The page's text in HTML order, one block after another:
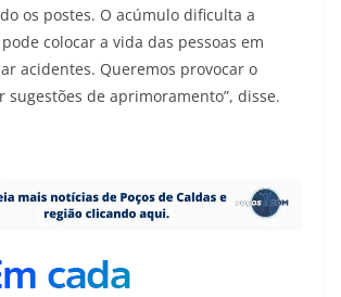
os postes. O acúmulo dificulta a
colocar a vida das pessoas em
acidentes. Queremos provocar o
sugestões de aprimoramento”, disse.